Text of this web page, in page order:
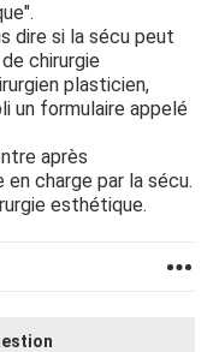
dire si la sécu peut
chirurgie
plasticien,
un formulaire appelé
après
en charge par la sécu.
esthétique.